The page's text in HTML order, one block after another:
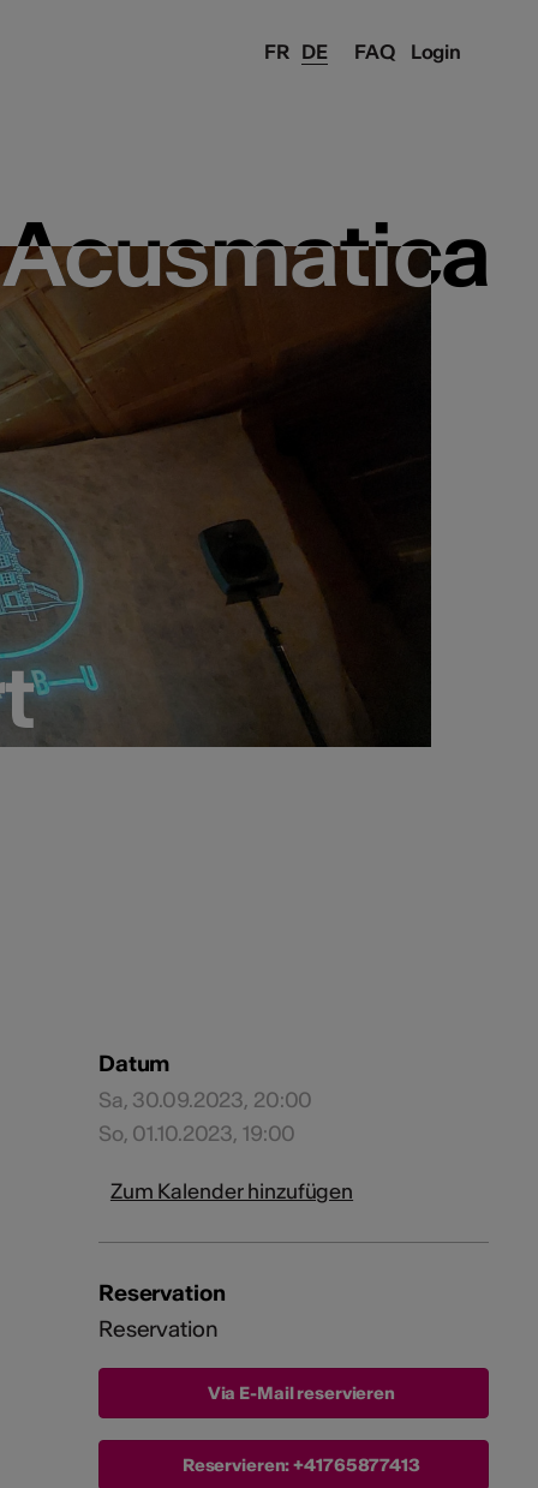
FAQ Login
FR DE
Datum
Sa, 30.09.2023, 20:00
So, 01.10.2023, 19:00
Zum Kalender hinzufügen
Reservation
Reservation
Via E-Mail reservieren
Reservieren:+41765877413